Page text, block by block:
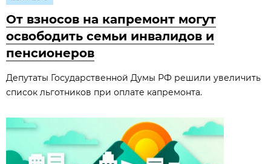
От взносов на капремонт могут
освободить семьи инвалидов и
пенсионеров
Депутаты Государственной Думы РФ решили увеличить
список льготников при оплате капремонта.